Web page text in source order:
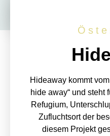
Hideaway kommt
hide away“ und steht
Refugium,
Zufluchtsort der
diesem Projekt